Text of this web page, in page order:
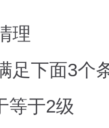
理
足下面3个
等于2级